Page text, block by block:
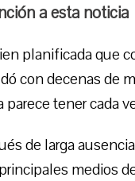
a esta noticia
planificada que
con decenas de
tener cada
de larga
medios